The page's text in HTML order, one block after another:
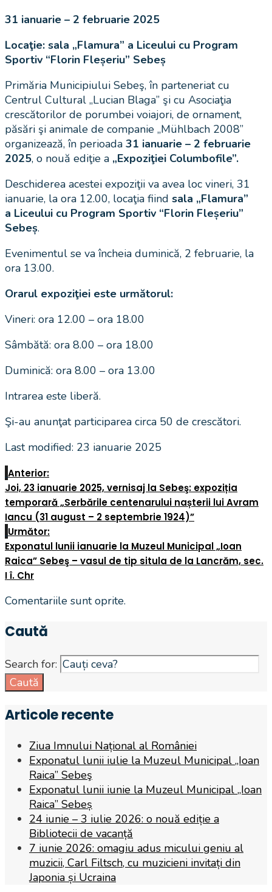
31 ianuarie – 2 februarie 2025
Locaţie: sala „Flamura” a Liceului cu Program
Sportiv “Florin Fleșeriu” Sebeș
Primăria Municipiului Sebeş, în parteneriat cu
Centrul Cultural „Lucian Blaga” şi cu Asociaţia
crescătorilor de porumbei voiajori, de ornament,
păsări şi animale de companie „Mühlbach 2008”
organizează, în perioada 31 ianuarie – 2 februarie
2025, o nouă ediţie a „Expoziţiei Columbofile”.
Deschiderea acestei expoziţii va avea loc vineri, 31
ianuarie, la ora 12.00, locaţia fiind sala „Flamura”
a Liceului cu Program Sportiv “Florin Fleșeriu”
Sebeș.
Evenimentul se va încheia duminică, 2 februarie, la
ora 13.00.
Orarul expoziţiei este următorul:
Vineri: ora 12.00 – ora 18.00
Sâmbătă: ora 8.00 – ora 18.00
Duminică: ora 8.00 – ora 13.00
Intrarea este liberă.
Şi-au anunţat participarea circa 50 de crescători.
Last modified: 23 ianuarie 2025
Anterior:
Joi, 23 ianuarie 2025, vernisaj la Sebeş: expoziția
temporară „Serbările centenarului nașterii lui Avram
Iancu (31 august – 2 septembrie 1924)”
Următor:
Exponatul lunii ianuarie la Muzeul Municipal „Ioan
Raica” Sebeş – vasul de tip situla de la Lancrăm, sec.
I î. Chr
Comentariile sunt oprite.
Caută
Search for:
Caută
Articole recente
Ziua Imnului Național al României
Exponatul lunii iulie la Muzeul Municipal „Ioan
Raica” Sebeş
Exponatul lunii iunie la Muzeul Municipal „Ioan
Raica” Sebeș
24 iunie – 3 iulie 2026: o nouă ediție a
Bibliotecii de vacanță
7 iunie 2026: omagiu adus micului geniu al
muzicii, Carl Filtsch, cu muzicieni invitați din
Japonia și Ucraina